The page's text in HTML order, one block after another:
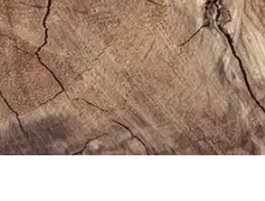
ve Trendler Hakkında
ve tasarım gibi önemli faktörlere
ve Rahatlığı Bir Arada Yakalayın
rahatlık ve şıklığı bir arada sunar.